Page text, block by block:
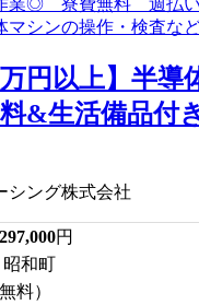
万円以上】半導
&生活備品付
シング株式会社
297,000円
昭和町
料）